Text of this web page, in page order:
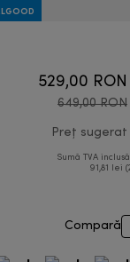
529,00 RON
649,00 RON
Preț sugerat
Sumă TVA
91,81 lei
Compară